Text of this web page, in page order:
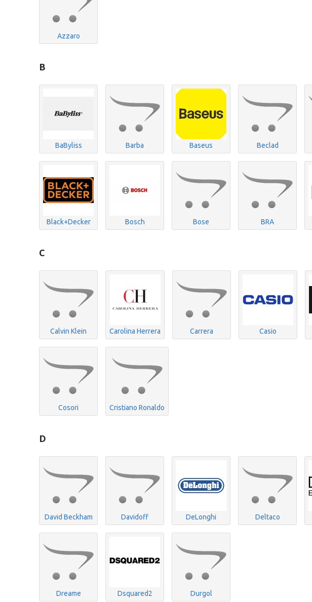
Azzaro
B
BaByliss Barba Baseus Beclad
Black+Decker Bosch Bose BRA
C
Calvin Klein Carolina Herrera Carrera Casio
Cosori Cristiano Ronaldo
D
David Beckham Davidoff DeLonghi Deltaco
Dreame Dsquared2 Durgol